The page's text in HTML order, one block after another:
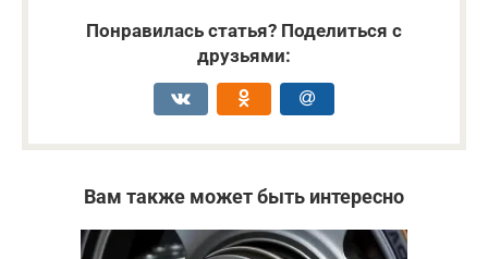
Понравилась статья? Поделиться с
друзьями:
Вам также может быть интересно